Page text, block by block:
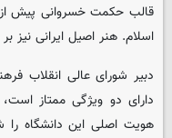
قالب حکمت خسروانی پیش
اسلام. هنر اصیل ایرانی
دبیر شورای عالی انقلاب
دارای دو ویژگی ممتاز
هویت اصلی این دانشگاه